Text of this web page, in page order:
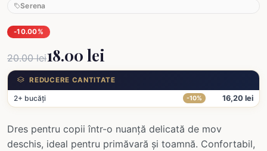
Serena
-10.00%
20.00 lei18.00 lei
REDUCERE CANTITATE
2+ bucăți -10% 16,20 lei
Dres pentru copii într-o nuanță delicată de mov
deschis, ideal pentru primăvară și toamnă. Confortabil,